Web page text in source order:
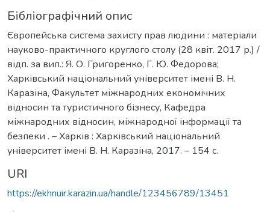
Бібліографічний опис
Європейська система захисту прав людини : матеріали
науково-практичного круглого столу (28 квіт. 2017 р.) /
відп. за вип.: Я. О. Григоренко, Г. Ю. Федорова;
Харківський національний університет імені В. Н.
Каразіна, Факультет міжнародних економічних
відносин та туристичного бізнесу, Кафедра
міжнародних відносин, міжнародної інформації та
безпеки . – Харків : Харківський національний
університет імені В. Н. Каразіна, 2017. – 154 с.
URI
https://ekhnuir.karazin.ua/handle/123456789/13451